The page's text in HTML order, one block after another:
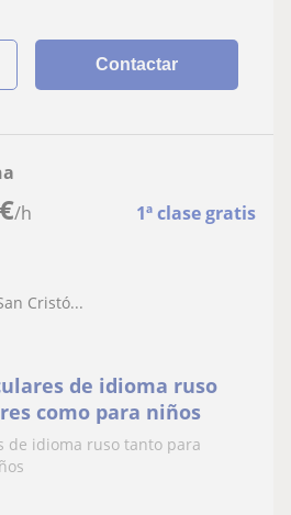
Contactar
€/h 1ª clase gratis
Cristó...
de idioma ruso
como para niños
de idioma ruso tanto para